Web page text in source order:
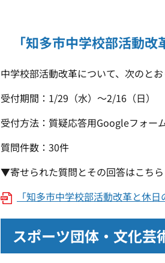
「知多市中学校部活動
中学校部活動改革について、次のとお
受付期間：1/29（水）～2/16（日）
受付方法：質疑応答用Googleフォー
質問件数：30件
▼寄せられた質問とその回答はこちら
「知多市中学校部活動改革と休
スポーツ団体・文化芸